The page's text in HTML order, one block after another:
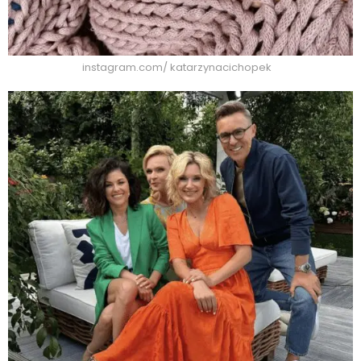
instagram.com/ katarzynacichopek